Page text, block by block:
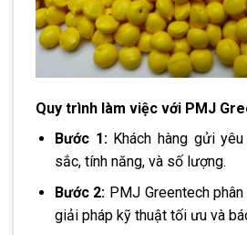
Quy trình làm việc với PMJ
Bước 1: Khách hàng gửi
sắc, tính năng, và số lượng.
Bước 2: PMJ Greentech
giải pháp kỹ thuật tối ưu và